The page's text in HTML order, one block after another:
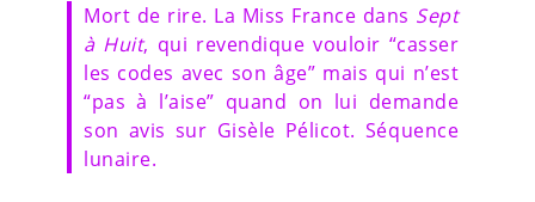
Mort de rire. La Miss France dans Sept
à Huit, qui revendique vouloir “casser
les codes avec son âge” mais qui n’est
“pas à l’aise” quand on lui demande
son avis sur Gisèle Pélicot. Séquence
lunaire.